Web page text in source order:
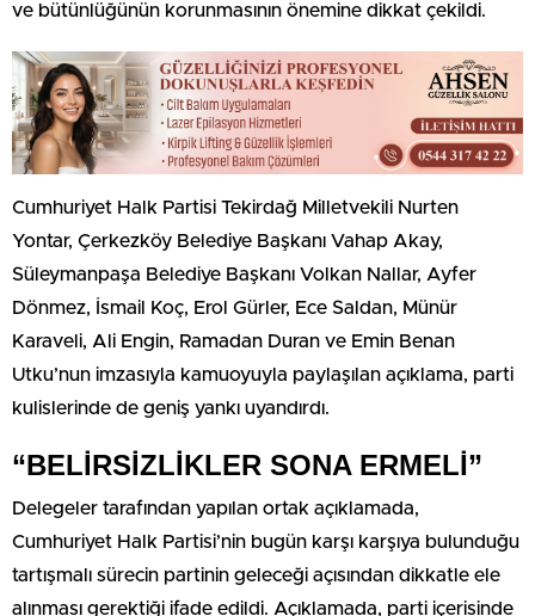
ve bütünlüğünün korunmasının önemine dikkat çekildi.
Cumhuriyet Halk Partisi Tekirdağ Milletvekili Nurten
Yontar, Çerkezköy Belediye Başkanı Vahap Akay,
Süleymanpaşa Belediye Başkanı Volkan Nallar, Ayfer
Dönmez, İsmail Koç, Erol Gürler, Ece Saldan, Münür
Karaveli, Ali Engin, Ramadan Duran ve Emin Benan
Utku’nun imzasıyla kamuoyuyla paylaşılan açıklama, parti
kulislerinde de geniş yankı uyandırdı.
“BELİRSİZLİKLER SONA ERMELİ”
Delegeler tarafından yapılan ortak açıklamada,
Cumhuriyet Halk Partisi’nin bugün karşı karşıya bulunduğu
tartışmalı sürecin partinin geleceği açısından dikkatle ele
alınması gerektiği ifade edildi. Açıklamada, parti içerisinde